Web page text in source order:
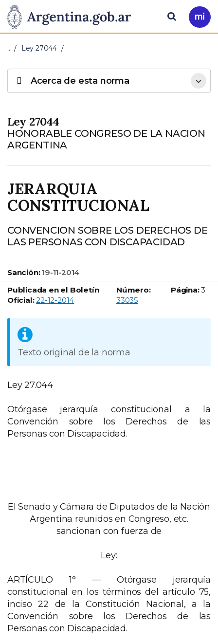
Presidencia
de
Nación
Pasar al contenido principal
Ir
a
Buscar
… Ley 27044
Ley 27044
HONORABLE CONGRESO DE LA NACION
ARGENTINA
JERARQUIA
CONSTITUCIONAL
CONVENCION SOBRE LOS DERECHOS DE
LAS PERSONAS CON DISCAPACIDAD
Sanción: 19-11-2014
Publicada en el Boletín
Oficial: 22-12-2014
Número:
Boletín Oficial número:
33035
Página: 3
Texto original de la norma
Ley 27.044
Otórgase jerarquía constitucional a la
Convención sobre los Derechos de las
Personas con Discapacidad.
El Senado y Cámara de Diputados de la Nación
Argentina reunidos en Congreso, etc.
sancionan con fuerza de
Ley:
ARTÍCULO 1° —Otórgase jerarquía
constitucional en los términos del artículo 75,
inciso 22 de la Constitución Nacional, a la
Convención sobre los Derechos de las
Personas con Discapacidad.
Acerca de esta norma